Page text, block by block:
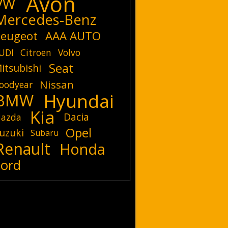
Benz
AAA AUTO
Citroen Volvo
Seat
Nissan
Hyundai
Kia
Dacia
Subaru Opel
Honda